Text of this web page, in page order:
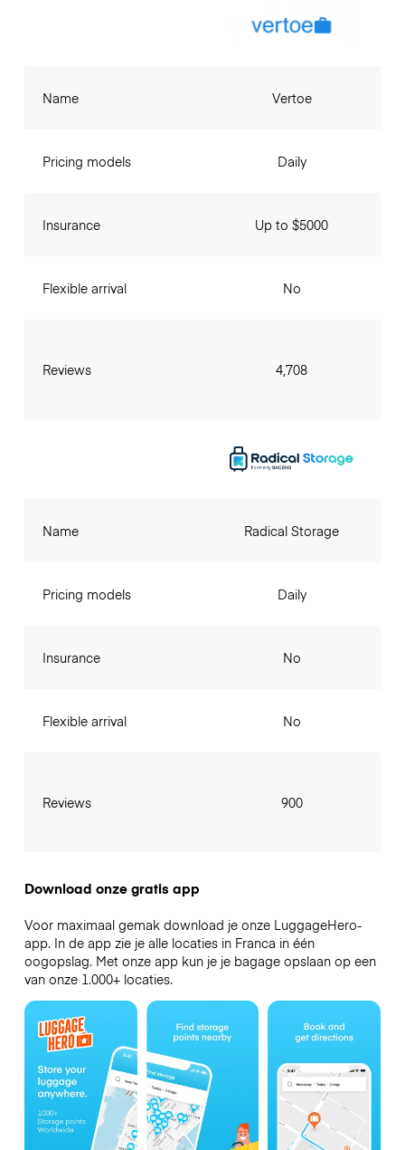
Name
Pricing models
Insurance
Flexible arrival
Reviews
Vertoe
Daily
Up to $5000
No
4,708
Name
Pricing models
Insurance
Flexible arrival
Reviews
Radical Storage
Daily
No
No
900
Download onze gratis app
Voor maximaal gemak download je onze LuggageHero-
app. In de app zie je alle locaties in Franca in één
oogopslag. Met onze app kun je je bagage opslaan op een
van onze 1.000+ locaties.